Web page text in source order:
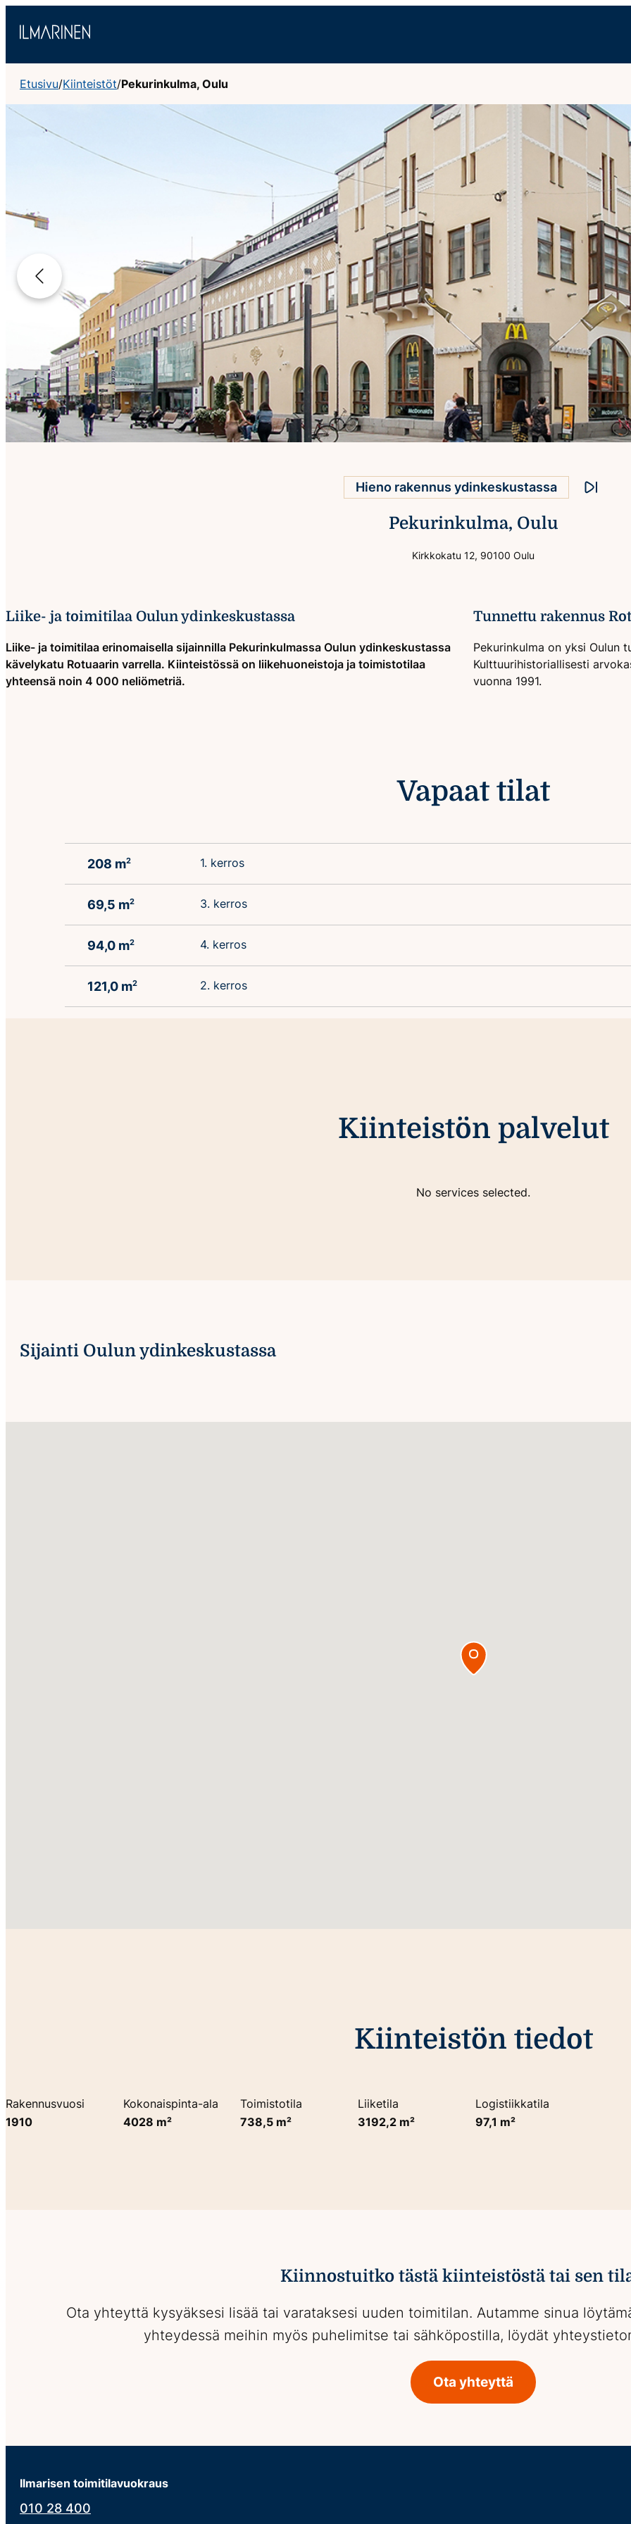
sisältöön
Etusivu/Kiinteistöt/Pekurinkulma, Oulu
Edellinen
Erinomainen sijainti
Monipuoliset palvelut Pysäytä
Pekurinkulma, Oulu
Kirkkokatu 12, 90100 Oulu
Liike- ja toimitilaa Oulun ydinkeskustassa
Liike- ja toimitilaa erinomaisella sijainnilla Pekurinkulmassa Oulun ydinkeskustassa
kävelykatu Rotuaarin varrella. Kiinteistössä on liikehuoneistoja ja toimistotilaa
yhteensä noin 4 000 neliömetriä.
Tunnettu rakennus
Pekurinkulma on yksi Oulun
Kulttuurihistoriallisesti
vuonna 1991.
Vapaat tilat
208 m2 1. kerros
69,5 m2 3. kerros
94,0 m2 4. kerros
121,0 m2 2. kerros
Kiinteistön palvelut
No services selected.
Sijainti Oulun ydinkeskustassa
Kiinteistön tiedot
Rakennusvuosi
1910
Kokonaispinta-ala
4028 m²
Toimistotila
738,5 m²
Liiketila
3192,2 m²
Logistiikkatila
97,1 m²
Kiinnostuitko tästä kiinteistöstä tai sen
Ota yhteyttä kysyäksesi lisää tai varataksesi uuden toimitilan. Autamme sinua
yhteydessä meihin myös puhelimitse tai sähköpostilla, löydät
Ota yhteyttä
Ilmarisen toimitilavuokraus
010 28 400